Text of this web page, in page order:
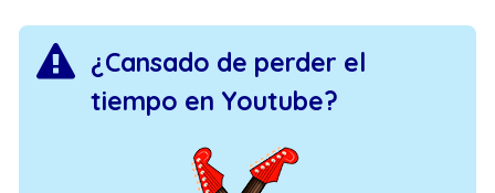
¿Cansado de perder el
tiempo en Youtube?